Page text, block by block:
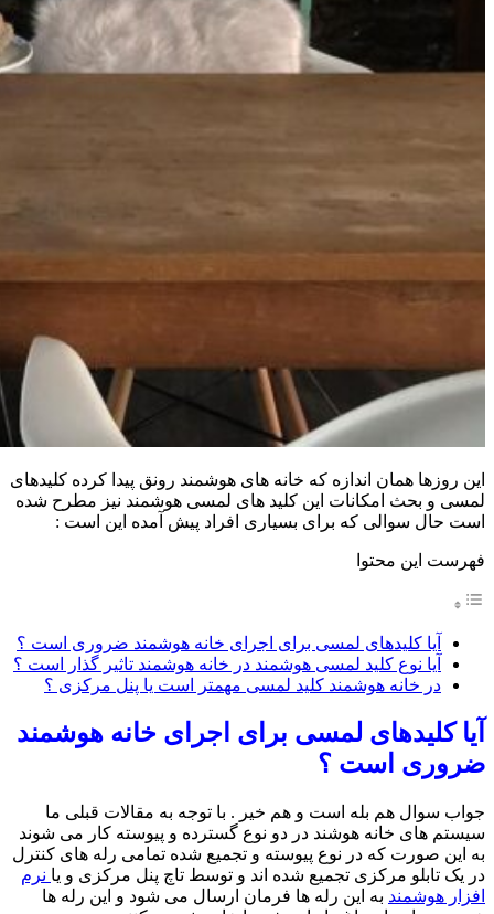
این روزها همان اندازه که خانه های هوشمند رونق پیدا کرده کلیدهای
لمسی و بحث امکانات این کلید های لمسی هوشمند نیز مطرح شده
است حال سوالی که برای بسیاری افراد پیش آمده این است :
فهرست این محتوا
آیا کلیدهای لمسی برای اجرای خانه هوشمند ضروری است ؟
آیا نوع کلید لمسی هوشمند در خانه هوشمند تاثیر گذار است ؟
در خانه هوشمند کلید لمسی مهمتر است یا پنل مرکزی ؟
آیا کلیدهای لمسی برای اجرای خانه هوشمند
ضروری است ؟
جواب سوال هم بله است و هم خیر . با توجه به مقالات قبلی ما
سیستم های خانه هوشند در دو نوع گسترده و پیوسته کار می شوند
به این صورت که در نوع پیوسته و تجمیع شده تمامی رله های کنترل
در یک تابلو مرکزی تجمیع شده اند و توسط تاچ پنل مرکزی و یا نرم
افزار هوشمند به این رله ها فرمان ارسال می شود و این رله ها